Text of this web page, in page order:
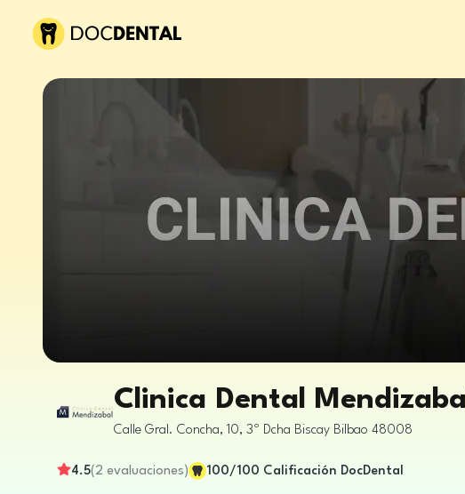
Clinica Dental Mendizabal
Calle Gral. Concha, 10, 3º Dcha Biscay Bilbao 48008
4.5( 2 evaluaciones) 100/100 Calificación DocDental